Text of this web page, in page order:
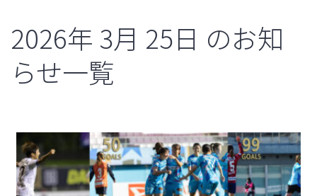
2026年 3月 25日 のお知
らせ一覧